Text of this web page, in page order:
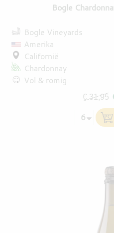
Bogle
Bogle Vineyards
Amerika
Californië
Chardonnay
Vol & romig
€ 31,95